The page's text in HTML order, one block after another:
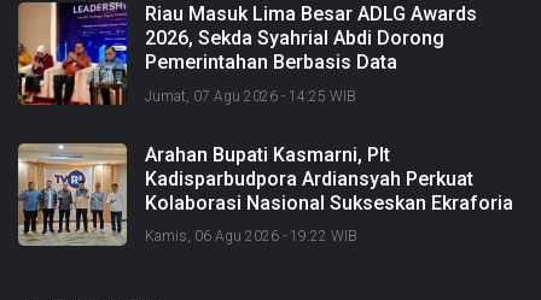
Riau Masuk Lima Besar ADLG Awards
2026, Sekda Syahrial Abdi Dorong
Pemerintahan Berbasis Data
Jumat, 07 Agu 2026 - 14:25 WIB
Arahan Bupati Kasmarni, Plt
Kadisparbudpora Ardiansyah Perkuat
Kolaborasi Nasional Sukseskan Ekraforia
2026 dan Bangun Bengkalis sebagai
Kabupaten Kreatif
Kamis, 06 Agu 2026 - 19:22 WIB